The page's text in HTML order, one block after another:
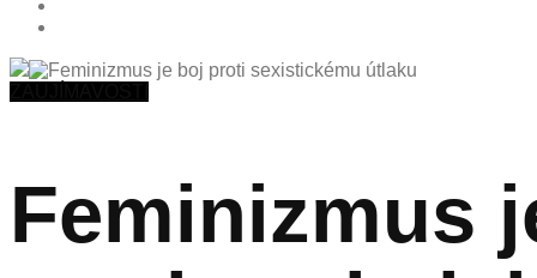
Feminizmus